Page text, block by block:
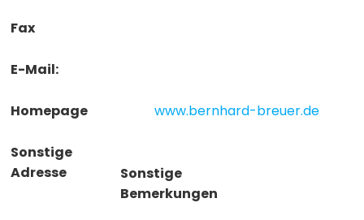
Fax
E-Mail:
Homepage www.bernhard-breuer.de
Sonstige
Adresse
Sonstige
Bemerkungen